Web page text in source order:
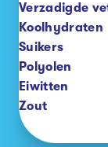
Verzadigde
Koolhydraten
Suikers
Polyolen
Eiwitten
Zout